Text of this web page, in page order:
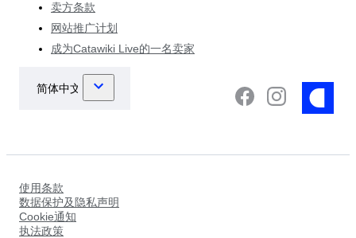
卖方条款
网站推广计划
成为Catawiki Live的一名卖家
使用条款
数据保护及隐私声明
Cookie通知
执法政策